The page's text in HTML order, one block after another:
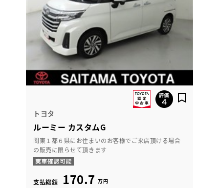
トヨタ
ルーミー カスタムG
関東１都６県にお住まいのお客様でご来店頂ける場合
の販売に限らせて頂きます
支払総額 170.7 万円